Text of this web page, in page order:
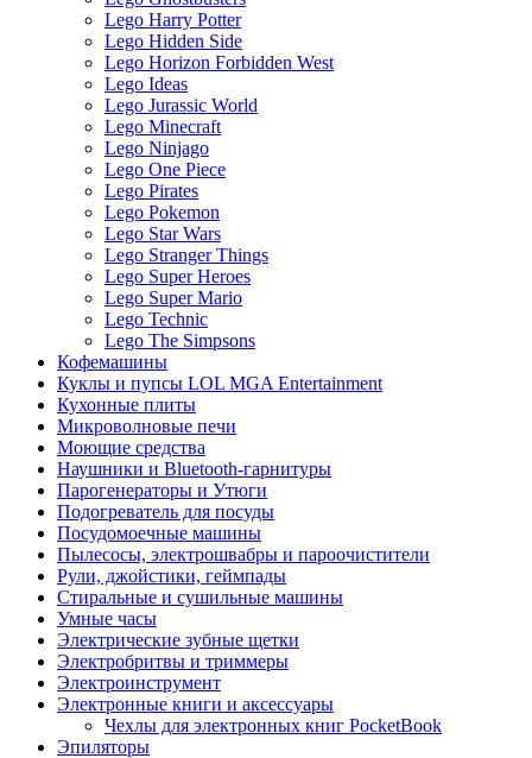
Lego Harry Potter
Lego Hidden Side
Lego Horizon Forbidden West
Lego Ideas
Lego Jurassic World
Lego Minecraft
Lego Ninjago
Lego One Piece
Lego Pirates
Lego Pokemon
Lego Star Wars
Lego Stranger Things
Lego Super Heroes
Lego Super Mario
Lego Technic
Lego The Simpsons
Кофемашины
Куклы и пупсы LOL MGA Entertainment
Кухонные плиты
Микроволновые печи
Моющие средства
Наушники и Bluetooth-гарнитуры
Парогенераторы и Утюги
Подогреватель для посуды
Посудомоечные машины
Пылесосы, электрошвабры и пароочистители
Рули, джойстики, геймпады
Стиральные и сушильные машины
Умные часы
Электрические зубные щетки
Электробритвы и триммеры
Электроинструмент
Электронные книги и аксессуары
Чехлы для электронных книг PocketBook
Эпиляторы